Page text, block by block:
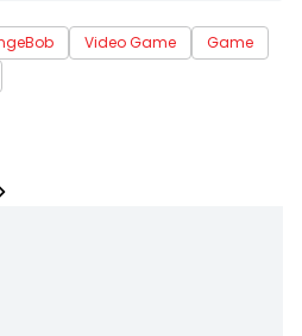
Video Game
Game